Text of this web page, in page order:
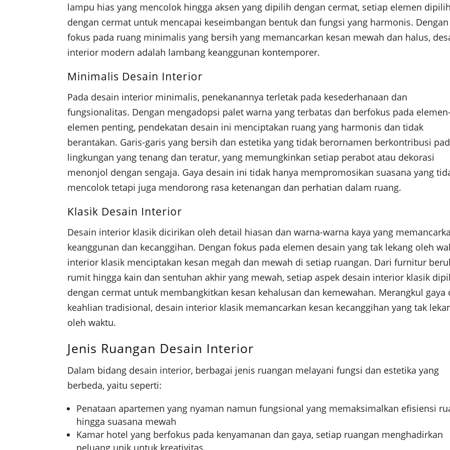
lampu hias yang mencolok hingga aksen yang dipilih dengan cermat, setiap elemen dipilih
dengan cermat untuk mencapai keseimbangan bentuk dan fungsi yang harmonis. Dengan
fokus pada ruang minimalis yang bersih yang memancarkan kesan mewah dan halus,
interior modern adalah lambang keanggunan kontemporer.
Minimalis Desain Interior
Pada desain interior minimalis, penekanannya terletak pada kesederhanaan dan
fungsionalitas. Dengan mengadopsi palet warna yang terbatas dan berfokus pada elemen-
elemen penting, pendekatan desain ini menciptakan ruang yang harmonis dan tidak
berantakan. Garis-garis yang bersih dan estetika yang tidak berornamen berkontribusi
lingkungan yang tenang dan teratur, yang memungkinkan setiap perabot atau dekorasi
menonjol dengan sengaja. Gaya desain ini tidak hanya mempromosikan suasana yang
mencolok tetapi juga mendorong rasa ketenangan dan perhatian dalam ruang.
Klasik Desain Interior
Desain interior klasik dicirikan oleh detail hiasan dan warna-warna kaya yang
keanggunan dan kecanggihan. Dengan fokus pada elemen desain yang tak lekang oleh
interior klasik menciptakan kesan megah dan mewah di setiap ruangan. Dari furnitur
rumit hingga kain dan sentuhan akhir yang mewah, setiap aspek desain interior klasik
dengan cermat untuk membangkitkan kesan kehalusan dan kemewahan. Merangkul gaya
keahlian tradisional, desain interior klasik memancarkan kesan kecanggihan yang tak
oleh waktu.
Jenis Ruangan Desain Interior
Dalam bidang desain interior, berbagai jenis ruangan melayani fungsi dan estetika yang
berbeda, yaitu seperti:
Penataan apartemen yang nyaman namun fungsional yang memaksimalkan efisiensi
hingga suasana mewah
Kamar hotel yang berfokus pada kenyamanan dan gaya, setiap ruangan menghadirkan
peluang unik untuk kreativitas.